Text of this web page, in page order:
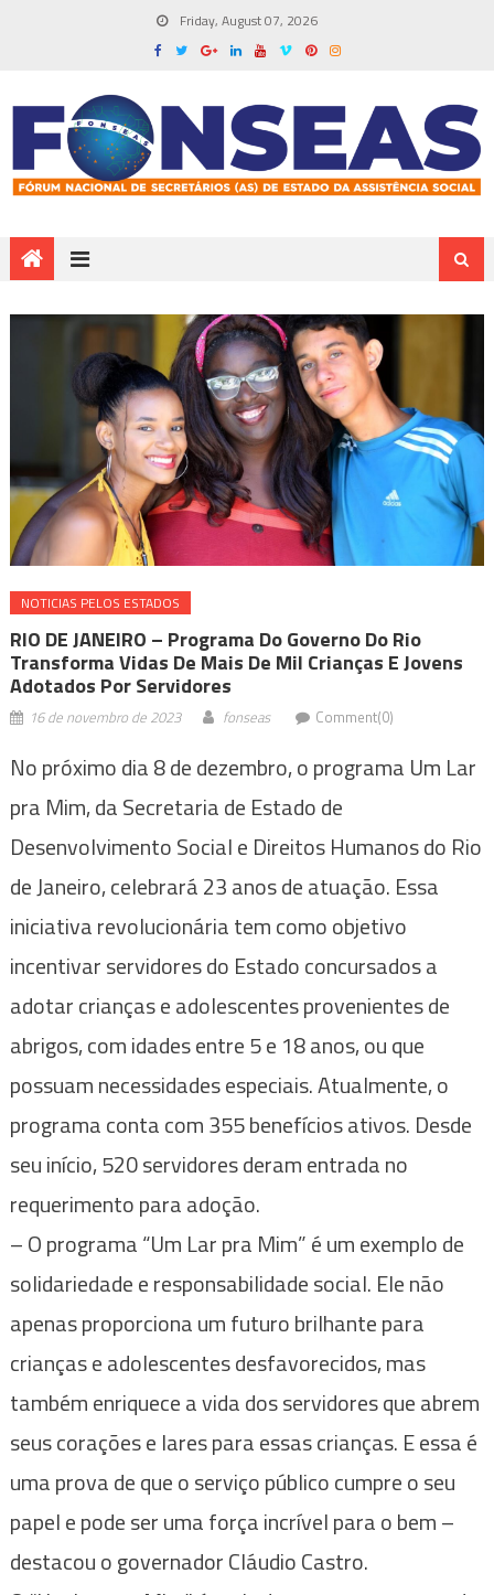
Friday, August 07, 2026
NOTICIAS PELOS ESTADOS
RIO DE JANEIRO – Programa Do Governo Do Rio
Transforma Vidas De Mais De Mil Crianças E Jovens
Adotados Por Servidores
16 de novembro de 2023 fonseas Comment(0)
No próximo dia 8 de dezembro, o programa Um Lar
pra Mim, da Secretaria de Estado de
Desenvolvimento Social e Direitos Humanos do Rio
de Janeiro, celebrará 23 anos de atuação. Essa
iniciativa revolucionária tem como objetivo
incentivar servidores do Estado concursados a
adotar crianças e adolescentes provenientes de
abrigos, com idades entre 5 e 18 anos, ou que
possuam necessidades especiais. Atualmente, o
programa conta com 355 benefícios ativos. Desde
seu início, 520 servidores deram entrada no
requerimento para adoção.
– O programa “Um Lar pra Mim” é um exemplo de
solidariedade e responsabilidade social. Ele não
apenas proporciona um futuro brilhante para
crianças e adolescentes desfavorecidos, mas
também enriquece a vida dos servidores que abrem
seus corações e lares para essas crianças. E essa é
uma prova de que o serviço público cumpre o seu
papel e pode ser uma força incrível para o bem –
destacou o governador Cláudio Castro.